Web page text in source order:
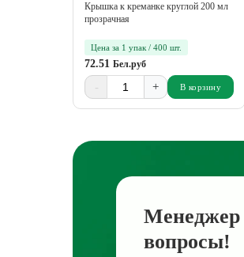
Крышка к креманке круглой 200 мл
прозрачная
Цена за 1 упак / 400 шт.
72.51 Бел.руб
- + В корзину
Менеджер
вопросы!